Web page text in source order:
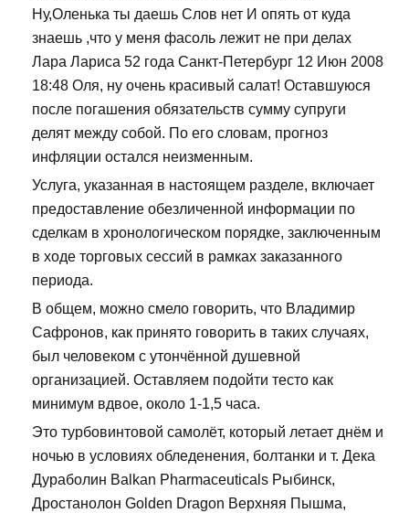
Ну,Оленька ты даешь Слов нет И опять от куда
знаешь ,что у меня фасоль лежит не при делах
Лара Лариса 52 года Санкт-Петербург 12 Июн 2008
18:48 Оля, ну очень красивый салат! Оставшуюся
после погашения обязательств сумму супруги
делят между собой. По его словам, прогноз
инфляции остался неизменным.
Услуга, указанная в настоящем разделе, включает
предоставление обезличенной информации по
сделкам в хронологическом порядке, заключенным
в ходе торговых сессий в рамках заказанного
периода.
В общем, можно смело говорить, что Владимир
Сафронов, как принято говорить в таких случаях,
был человеком с утончённой душевной
организацией. Оставляем подойти тесто как
минимум вдвое, около 1-1,5 часа.
Это турбовинтовой самолёт, который летает днём и
ночью в условиях обледенения, болтанки и т. Дека
Дураболин Balkan Pharmaceuticals Рыбинск,
Дростанолон Golden Dragon Верхняя Пышма,